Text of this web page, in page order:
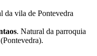
da vila de Pontevedra
. Natural da parroquia